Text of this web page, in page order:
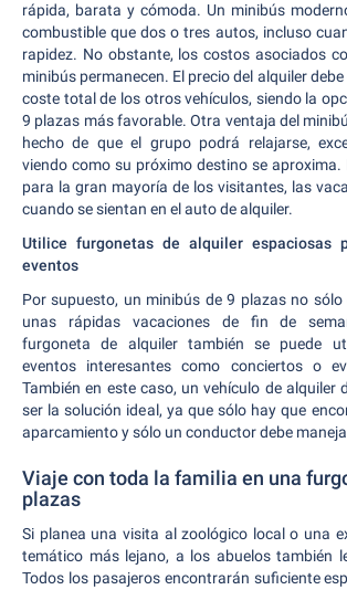
rápida, barata y cómoda. Un minibús
combustible que dos o tres autos, incluso
rapidez. No obstante, los costos asociados
minibús permanecen. El precio del alquiler
coste total de los otros vehículos, siendo la
9 plazas más favorable. Otra ventaja del
hecho de que el grupo podrá relajarse,
viendo como su próximo destino se aproxima.
para la gran mayoría de los visitantes, las
cuando se sientan en el auto de alquiler.
Utilice furgonetas de alquiler espaciosas
eventos
Por supuesto, un minibús de 9 plazas no sólo
unas rápidas vacaciones de fin de
furgoneta de alquiler también se puede
eventos interesantes como conciertos o
También en este caso, un vehículo de alquiler
ser la solución ideal, ya que sólo hay que
aparcamiento y sólo un conductor debe
Viaje con toda la familia en una
plazas
Si planea una visita al zoológico local o una
temático más lejano, a los abuelos también
Todos los pasajeros encontrarán suficiente